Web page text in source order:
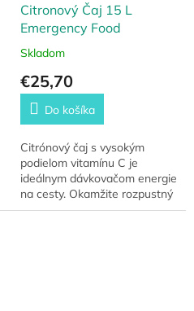
Citronový Čaj 15 L
Emergency Food
Skladom
€25,70
Do košíka
Citrónový čaj s vysokým
podielom vitamínu C je
ideálnym dávkovačom energie
na cesty. Okamžite rozpustný
a pripravený na podávanie.